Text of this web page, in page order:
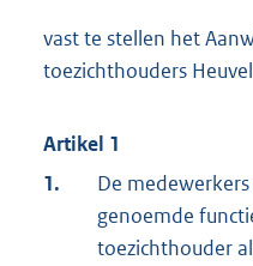
vast te stellen het
toezichthouders
Artikel 1
1.
De
genoemde
toezichthouder